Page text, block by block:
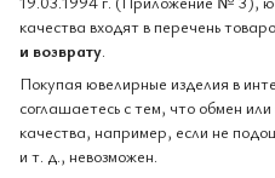
качества входят в перечень
и возврату
Покупая ювелирные изделия в
соглашаетесь с тем, что обмен
качества, например, если не
и т. д., невозможен.